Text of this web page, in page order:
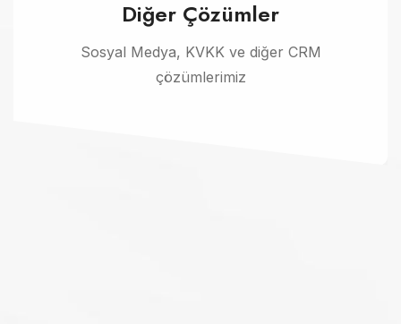
Diğer Çözümler
Sosyal Medya, KVKK ve diğer CRM
çözümlerimiz